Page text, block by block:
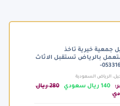
جمعية خيرية تاخذ
بالرياض تستقبل الاثاث
140 ريال سعودي
280 ريال